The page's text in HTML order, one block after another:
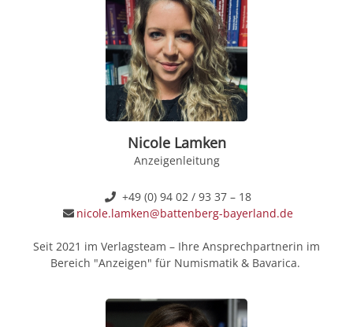
Nicole Lamken
Anzeigenleitung
+49 (0) 94 02 / 93 37 – 18
nicole.lamken@battenberg-bayerland.de
Seit 2021 im Verlagsteam – Ihre Ansprechpartnerin im
Bereich "Anzeigen" für Numismatik & Bavarica.